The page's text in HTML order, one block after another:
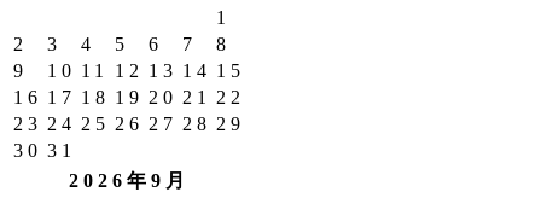
1
2
3 4 5 6 7
8
9
10 11 12 13 14 15
16 17 18 19 20 21
22
23 24 25 26 27 28 29
30 31
2026年9月